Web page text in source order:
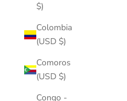
$)
Colombia
(USD $)
Comoros
(USD $)
Congo -